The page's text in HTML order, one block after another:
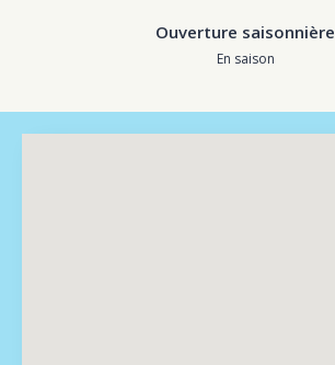
Ouverture saisonnière
En saison